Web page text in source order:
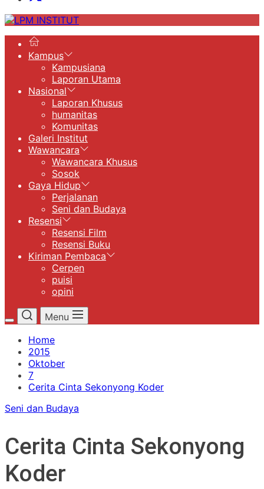
LPM
Kampus
Kampusiana
Laporan Utama
Nasional
Laporan Khusus
humanitas
Komunitas
Galeri Institut
Wawancara
Wawancara Khusus
Sosok
Gaya Hidup
Perjalanan
Seni dan Budaya
Resensi
Resensi Film
Resensi Buku
Kiriman Pembaca
Cerpen
puisi
opini
Menu
Home
2015
Oktober
7
Cerita Cinta Sekonyong Koder
Seni dan Budaya
Cerita Cinta Sekonyong
Koder